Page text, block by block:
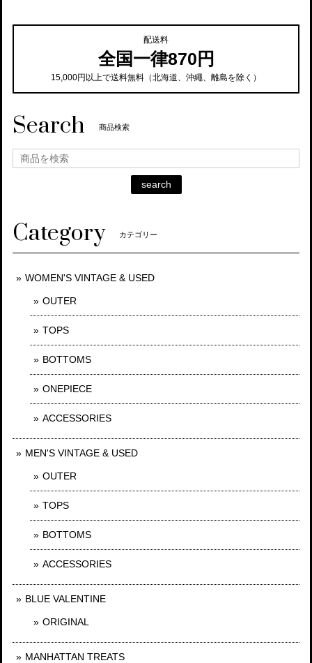
配送料
全国一律870円
15,000円以上で送料無料（北海道、沖繩、離島を除く）
Search 商品検索
search
Category カテゴリー
WOMEN'S VINTAGE & USED
OUTER
TOPS
BOTTOMS
ONEPIECE
ACCESSORIES
MEN'S VINTAGE & USED
OUTER
TOPS
BOTTOMS
ACCESSORIES
BLUE VALENTINE
ORIGINAL
MANHATTAN TREATS